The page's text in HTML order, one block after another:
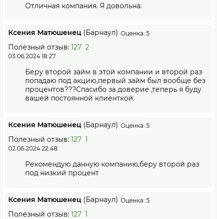
Отличная компания. Я довольна.
Ксения Матюшенец (Барнаул) Оценка: 5
Полезный отзыв: 127 2
03.06.2024 18:27
Беру второй займ в этой компании и второй раз
попадаю под акцию,первый займ был вообще без
процентов???Спасибо за доверие ,теперь я буду
вашей постоянной клиенткой.
Ксения Матюшенец (Барнаул) Оценка: 5
Полезный отзыв: 127 1
02.06.2024 22:48
Рекомендую данную компанию,беру второй раз
под низкий процент
Ксения Матюшенец (Барнаул) Оценка: 5
Полезный отзыв: 127 1